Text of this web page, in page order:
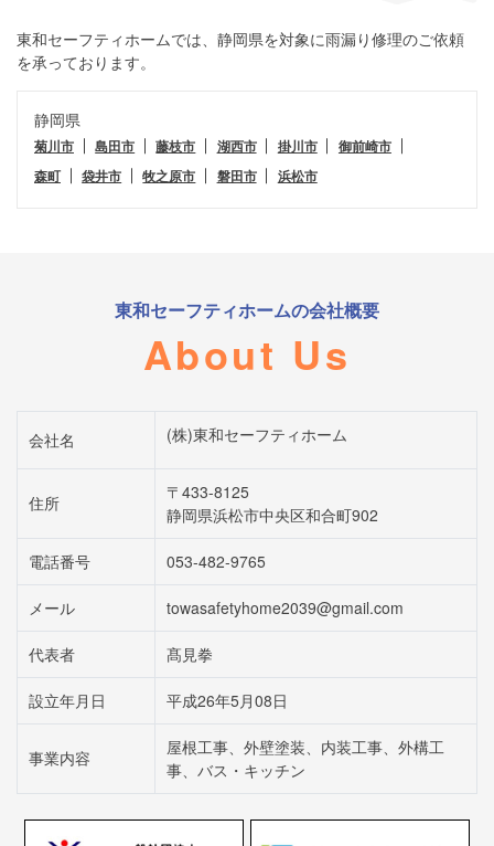
東和セーフティホームでは、静岡県を対象に雨漏り修理のご依頼
を承っております。
静岡県
菊川市 島田市 藤枝市 湖西市 掛川市
御前崎市
森町
袋井市 牧之原市 磐田市 浜松市
東和セーフティホームの会社概要
About Us
会社名 (株)東和セーフティホーム
住所
〒433-8125
静岡県浜松市中央区和合町902
電話番号 053-482-9765
メール towasafetyhome2039@gmail.com
代表者 髙見拳
設立年月日 平成26年5月08日
事業内容
屋根工事、外壁塗装、内装工事、外構工
事、バス・キッチン